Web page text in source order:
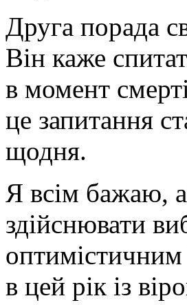
Друга порада
Він каже
в момент
це запитання
щодня.
Я всім бажаю,
здійснювати
в цей рік із